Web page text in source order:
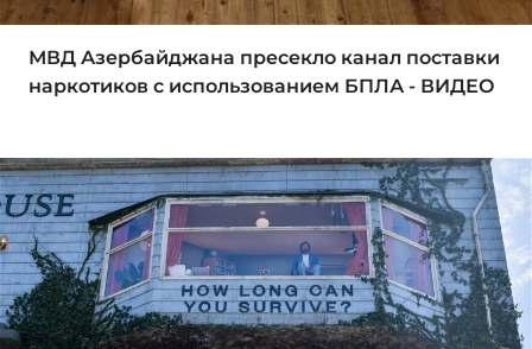
МВД Азербайджана пресекло канал поставки
наркотиков с использованием БПЛА - ВИДЕО